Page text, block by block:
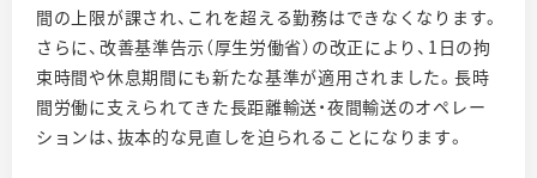
間の上限が課され、これを超える勤務はできなくなります。
さらに、改善基準告示（厚生労働省）の改正により、1日の拘
束時間や休息期間にも新たな基準が適用されました。長時
間労働に支えられてきた長距離輸送・夜間輸送のオペレー
ションは、抜本的な見直しを迫られることになります。